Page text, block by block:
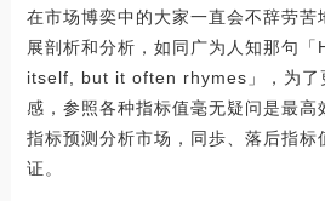
在市场博奕中的大家一直会不辞劳苦
展剖析和分析，如同广为人知那句
itself, but it often rhymes」，为了
感，参照各种指标值毫无疑问是最高
指标预测分析市场，同歩、落后指标
证。